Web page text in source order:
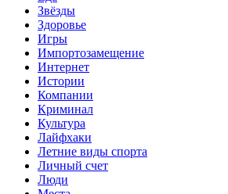
Звёзды
Здоровье
Игры
Импортозамещение
Интернет
Истории
Компании
Криминал
Культура
Лайфхаки
Летние виды спорта
Личный счет
Люди